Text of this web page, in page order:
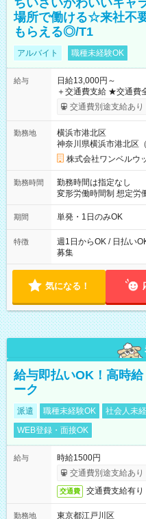
ちいさいかわいいキャ
場所で働ける☆来社不
もらえる◎/T1
アルバイト 職種未経験OK
給与
日給13,000円～
＋交通費支給 ★交通費全額支給！ ┗案件により規定あり ★日払
いOK！（規定あり）
ンビニATMから 日払い分を引
交通費別途支給あり
勤務地
横浜市港北区
神奈川県横浜市港北区
株式会社ワンベルウ
勤務時間
勤務時間は指定なし
変形労働時間制 想定労働時間160時
～21：00
期間 単発・1日のみOK
特徴
週1日からOK / 日払い
募集
気になる！
給与即払いOK！高時
ーク
派遣 職種未経験OK 社会人未
WEB登録・面接OK
給与
時給1500円
交通費別途支給あり
交通費 交通費支給有り
勤務地
東京都江戸川区